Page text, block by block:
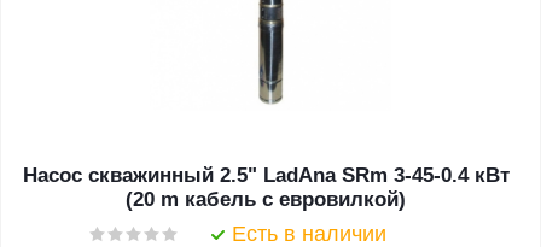
Насос скважинный 2.5" LadAna SRm 3-45-0.4 кВт
(20 m кабель с евровилкой)
Есть в наличии